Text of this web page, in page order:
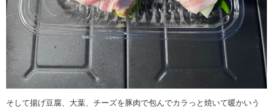
そして揚げ豆腐、大葉、チーズを豚肉で包んでカラっと焼いて暖かいう